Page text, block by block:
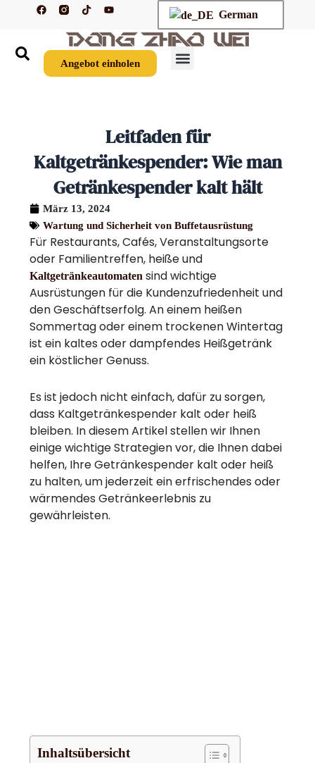
F
a
o
k
T
i
t
o
k
Y
o
t
u
b
e
German
Angebot einholen
Leitfaden für
Kaltgetränkespender: Wie man
Getränkespender kalt hält
März 13, 2024
Wartung und Sicherheit von Buffetausrüstung
Für Restaurants, Cafés, Veranstaltungsorte
oder Familientreffen, heiße und
Kaltgetränkeautomaten sind wichtige
Ausrüstungen für die Kundenzufriedenheit und
den Geschäftserfolg. An einem heißen
Sommertag oder einem trockenen Wintertag
ist ein kaltes oder dampfendes Heißgetränk
ein köstlicher Genuss.
Es ist jedoch nicht einfach, dafür zu sorgen,
dass Kaltgetränkespender kalt oder heiß
bleiben. In diesem Artikel stellen wir Ihnen
einige wichtige Strategien vor, die Ihnen dabei
helfen, Ihre Getränkespender kalt oder heiß
zu halten, um jederzeit ein erfrischendes oder
wärmendes Getränkeerlebnis zu
gewährleisten.
Inhaltsübersicht